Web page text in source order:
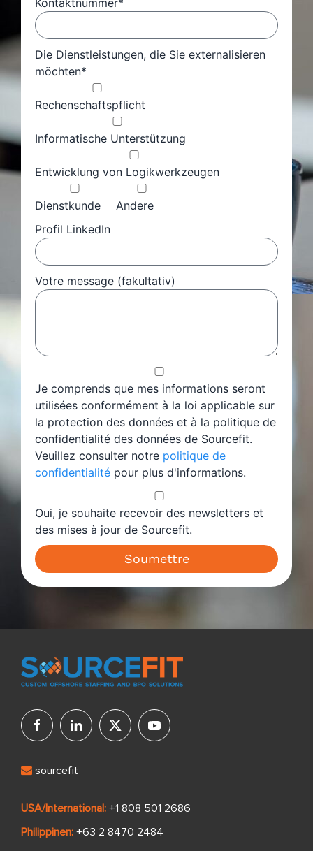
Kontaktnummer*
Die Dienstleistungen, die Sie externalisieren
möchten*
Rechenschaftspflicht
Informatische Unterstützung
Entwicklung von Logikwerkzeugen
Dienstkunde
Andere
Profil LinkedIn
Votre message (fakultativ)
Je comprends que mes informations seront
utilisées conformément à la loi applicable sur
la protection des données et à la politique de
confidentialité des données de Sourcefit.
Veuillez consulter notre politique de
confidentialité pour plus d'informations.
Oui, je souhaite recevoir des newsletters et
des mises à jour de Sourcefit.
Soumettre
sourcefit
USA/International: +1 808 501 2686
Philippinen: +63 2 8470 2484